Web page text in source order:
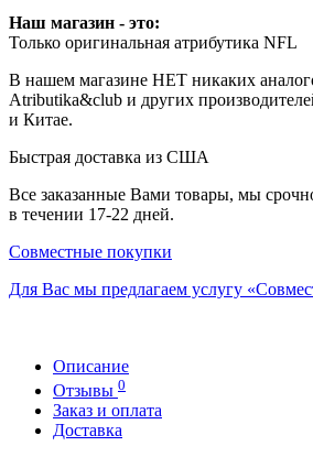
Наш магазин - это:
Только оригинальная атрибутика NFL
В нашем магазине НЕТ никаких
Atributika&club и других
и Китае.
Быстрая доставка из США
Все заказанные Вами товары, мы
в течении 17-22 дней.
Совместные покупки
Для Вас мы предлагаем услугу
Описание
Отзывы 0
Заказ и оплата
Доставка